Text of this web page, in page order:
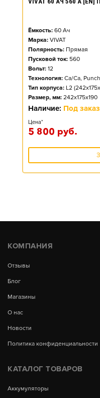
Ёмкость: 60 Ач
Марка: VIVAT
Полярность: Прямая
Пусковой ток: 560
Вольт: 12
Технология: Ca/Ca, Punch
Тип корпуса: L2
Размер, мм: 242x175x190
Наличие: Под заказ
Цена*
5 800 руб.
КОМПАНИЯ
Отзывы
Блог
Магазины
О нас
Новости
Политика конфиденциальности
КАТАЛОГ ТОВАРОВ
Аккумуляторы